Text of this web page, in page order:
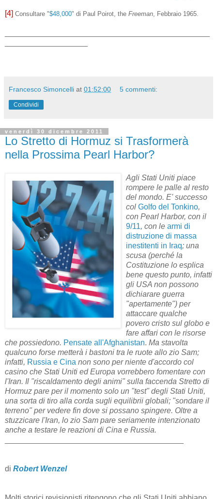
[4] Consultare "$48,000" di Paul Poirot, the Freeman , Febbraio 1965.
Francesco Simoncelli at 01:52:00 5 commenti:
Condividi
venerdì 30 dicembre 2011
Lo Stretto di Hormuz si Trasformerà
nella Prossima Pearl Harbor?
Agli Stati Uniti piace
rompere le palle al resto
del mondo. E' successo
col Golfo del Tonkino,
con Pearl Harbor, con il
9/11, con le armi di
distruzione di massa
inestitenti in Iraq; una
scusa (perché la
Costituzione lo esplica
bene questo punto, infatti
gli USA non possono
dichiarare guerra
"apertamente") per
attaccare qualche
povero cristo sul globo e
fare affari con le risorse
che possiedono. Pensate all'Afghanistan. Ma stavolta
qualcuno forse metterà i bastoni tra le ruote allo zio Sam;
infatti, Russia e Cina non sono per niente d'accordo col
casino che Stati Uniti ed Europa vorrebbero fomentare con
l'Iran. Il "riscaldamento degli animi" sulla faccenda Stretto di
Hormuz pare per il momento solo un "test" degli Stati Uniti,
una sorta di tiro alla corda sugli equilibrii globali; "sondare il
terreno" per vedere fin dove si possano spingere. Oltre a
stuzzicare l'Iran, lo zio Sam pare seriamente intenzionato
anche a testare le reazioni di Cina e Russia.
di Robert Wenzel